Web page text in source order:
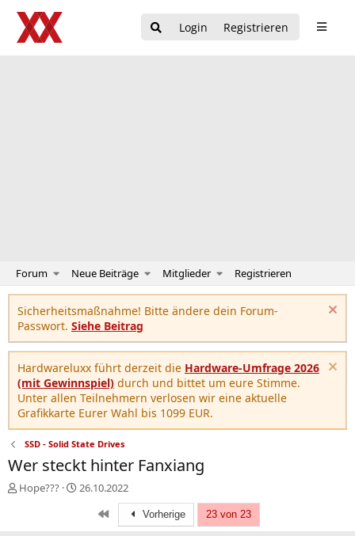
Login Registrieren
Forum Neue Beiträge Mitglieder Registrieren
Sicherheitsmaßnahme! Bitte ändere dein Forum-
Passwort. Siehe Beitrag
Hardwareluxx führt derzeit die Hardware-Umfrage 2026
(mit Gewinnspiel) durch und bittet um eure Stimme.
Unter allen Teilnehmern verlosen wir eine aktuelle
Grafikkarte Eurer Wahl bis 1099 EUR.
SSD - Solid State Drives
Wer steckt hinter Fanxiang
E
Hope???
E
26.10.2022
Erste Vorherige 23 von 23